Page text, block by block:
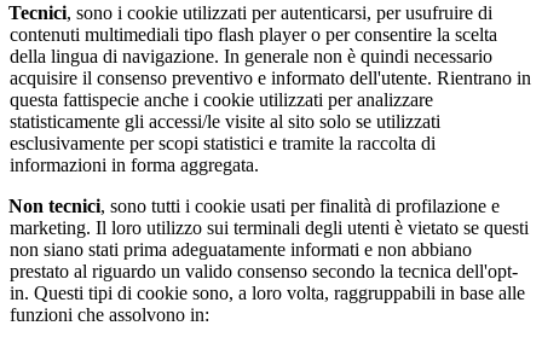
Tecnici, sono i cookie utilizzati per autenticarsi, per usufruire di
contenuti multimediali tipo flash player o per consentire la scelta
della lingua di navigazione. In generale non è quindi necessario
acquisire il consenso preventivo e informato dell'utente. Rientrano in
questa fattispecie anche i cookie utilizzati per analizzare
statisticamente gli accessi/le visite al sito solo se utilizzati
esclusivamente per scopi statistici e tramite la raccolta di
informazioni in forma aggregata.
Non tecnici, sono tutti i cookie usati per finalità di profilazione e
marketing. Il loro utilizzo sui terminali degli utenti è vietato se questi
non siano stati prima adeguatamente informati e non abbiano
prestato al riguardo un valido consenso secondo la tecnica dell'opt-
in. Questi tipi di cookie sono, a loro volta, raggruppabili in base alle
funzioni che assolvono in: